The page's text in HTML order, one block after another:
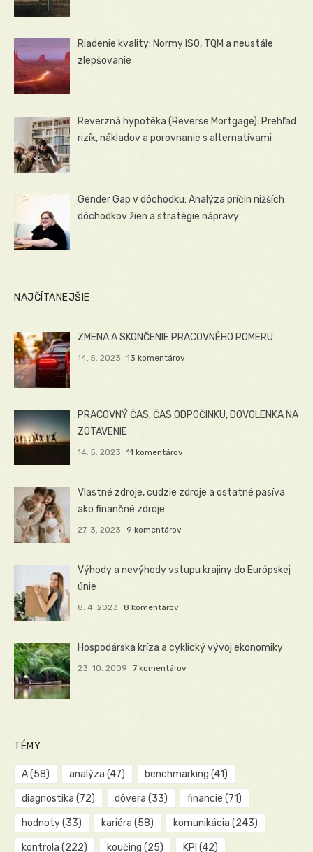
Riadenie kvality: Normy ISO, TQM a neustále
zlepšovanie
Reverzná hypotéka (Reverse Mortgage): Prehľad
rizík, nákladov a porovnanie s alternatívami
Gender Gap v dôchodku: Analýza príčin nižších
dôchodkov žien a stratégie nápravy
NAJČÍTANEJŠIE
ZMENA A SKONČENIE PRACOVNÉHO POMERU
14. 5. 2023 13 komentárov
PRACOVNÝ ČAS, ČAS ODPOČINKU, DOVOLENKA NA
ZOTAVENIE
14. 5. 2023 11 komentárov
Vlastné zdroje, cudzie zdroje a ostatné pasíva
ako finančné zdroje
27. 3. 2023 9 komentárov
Výhody a nevýhody vstupu krajiny do Európskej
únie
8. 4. 2023 8 komentárov
Hospodárska kríza a cyklický vývoj ekonomiky
23. 10. 2009 7 komentárov
TÉMY
A(58) analýza (47) benchmarking (41)
diagnostika (72) dôvera (33) financie (71)
hodnoty(33) kariéra (58) komunikácia (243)
kontrola (222) koučing (25) KPI (42)